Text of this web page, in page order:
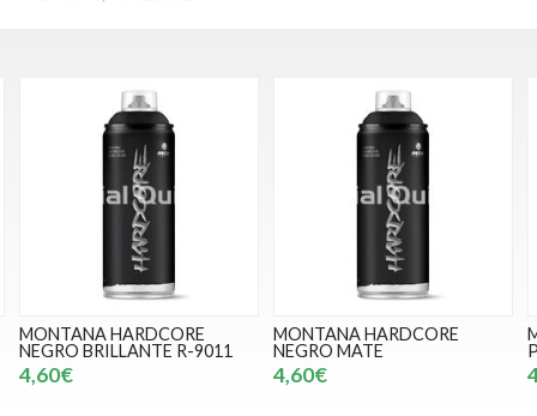
R-9011
MONTANA HARDCORE
NEGRO MATE
MONTANA
PROMETHEUS RV-